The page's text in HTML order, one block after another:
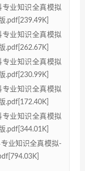
专业知识全真模拟
.pdf[239.49K]
专业知识全真模拟
.pdf[262.67K]
专业知识全真模拟
.pdf[230.99K]
专业知识全真模拟
.pdf[172.40K]
专业知识全真模拟
.pdf[344.01K]
业知识全真模拟-